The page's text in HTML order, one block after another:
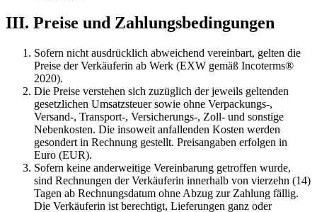
III. Preise und Zahlungsbedingungen
Sofern nicht ausdrücklich abweichend vereinbart, gelten die
Preise der Verkäuferin ab Werk (EXW gemäß Incoterms®
2020).
Die Preise verstehen sich zuzüglich der jeweils geltenden
gesetzlichen Umsatzsteuer sowie ohne Verpackungs-,
Versand-, Transport-, Versicherungs-, Zoll- und sonstige
Nebenkosten. Die insoweit anfallenden Kosten werden
gesondert in Rechnung gestellt. Preisangaben erfolgen in
Euro (EUR).
Sofern keine anderweitige Vereinbarung getroffen wurde,
sind Rechnungen der Verkäuferin innerhalb von vierzehn (14)
Tagen ab Rechnungsdatum ohne Abzug zur Zahlung fällig.
Die Verkäuferin ist berechtigt, Lieferungen ganz oder